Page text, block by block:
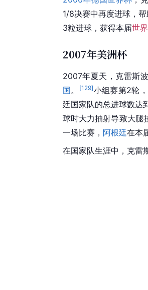
1/8决赛中再度进球，
3粒进球，获得本届世
2007年美洲杯
2007年夏天，克雷斯
国。 [129]小组赛第2轮
廷国家队的总进球数达
球时大力抽射导致大腿
一场比赛， 阿根廷在本
在国家队生涯中，克雷